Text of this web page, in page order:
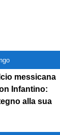
messicana
Infantino:
alla sua